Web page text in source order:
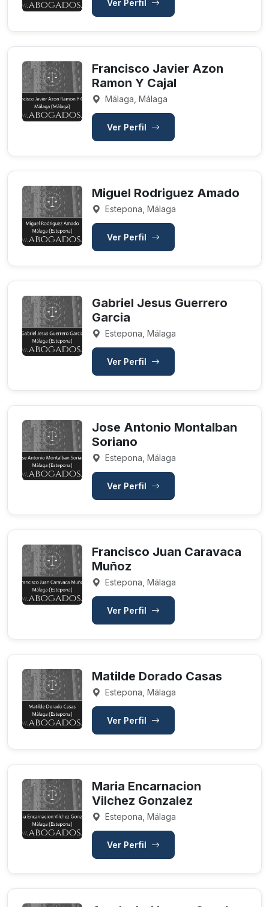
Ver Perfil
Francisco Javier Azon
Ramon Y Cajal
Málaga, Málaga
Ver Perfil
Miguel Rodriguez Amado
Estepona, Málaga
Ver Perfil
Gabriel Jesus Guerrero
Garcia
Estepona, Málaga
Ver Perfil
Jose Antonio Montalban
Soriano
Estepona, Málaga
Ver Perfil
Francisco Juan Caravaca
Muñoz
Estepona, Málaga
Ver Perfil
Matilde Dorado Casas
Estepona, Málaga
Ver Perfil
Maria Encarnacion
Vilchez Gonzalez
Estepona, Málaga
Ver Perfil